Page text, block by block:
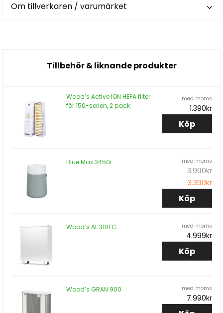
Om tillverkaren / varumärket
Tillbehör & liknande produkter
Wood’s Active ION HEPA filter
för 150-serien, 2 pack
med moms
1.390kr
Köp
Blue Max 3450i med moms
3.990kr
3.390kr
Köp
Wood’s AL 310FC med moms
4.999kr
Köp
Wood’s GRAN 900 med moms
7.990kr